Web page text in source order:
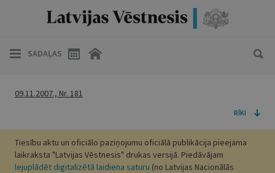
SADAĻAS
09.11.2007., Nr. 181
RĪKI
Tiesību aktu un oficiālo paziņojumu oficiālā publikācija pieejama
laikraksta "Latvijas Vēstnesis" drukas versijā. Piedāvājam
lejuplādēt digitalizētā laidiena saturu (no Latvijas Nacionālās